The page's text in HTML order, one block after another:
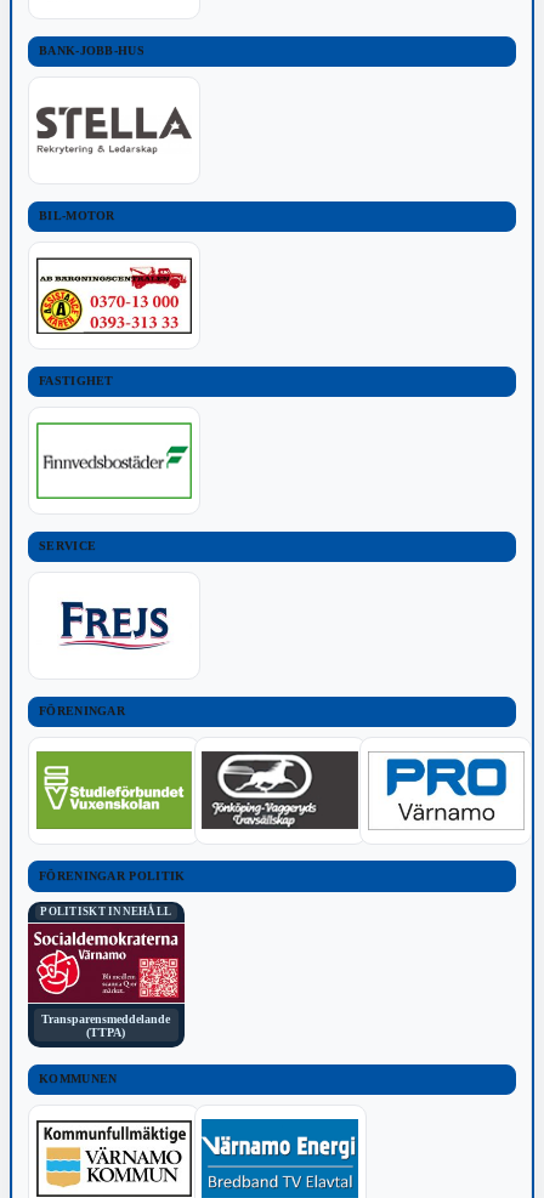
BANK-JOBB-HUS
BIL-MOTOR
FASTIGHET
SERVICE
FÖRENINGAR
FÖRENINGAR POLITIK
POLITISKT INNEHÅLL
Transparensmeddelande
(TTPA)
KOMMUNEN